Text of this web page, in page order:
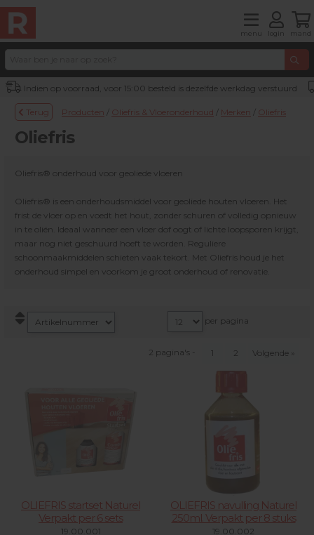
menu login mand
Indien op voorraad, voor 15:00 besteld is dezelfde werkdag verstuurd
Terug Producten / Oliefris & Vloeronderhoud / Merken / Oliefris
Oliefris
Oliefris® onderhoud voor geoliede vloeren
Oliefris® is een onderhoudsmiddel voor geoliede houten vloeren. Het
frist de vloer op en voedt het hout, zonder schuren of volledig opnieuw
in te oliën. Ideaal wanneer een vloer dof oogt of lichte loopsporen krijgt,
maar nog niet geschuurd hoeft te worden. Reguliere
schoonmaakmiddelen schieten vaak tekort. Met Oliefris houd je het
onderhoud simpel en voorkom je groot onderhoud of renovatie.
per pagina
2 pagina's - 1 2 Volgende »
OLIEFRIS startset Naturel
Verpakt per 6 sets
19.00.001
OLIEFRIS navulling Naturel
250ml. Verpakt per 8 stuks
19.00.002